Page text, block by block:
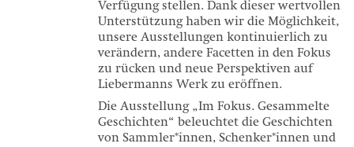
Verfügung stellen. Dank dieser wertvollen
Unterstützung haben wir die Möglichkeit,
unsere Ausstellungen kontinuierlich zu
verändern, andere Facetten in den Fokus
zu rücken und neue Perspektiven auf
Liebermanns Werk zu eröffnen.
Die Ausstellung „Im Fokus. Gesammelte
Geschichten“ beleuchtet die Geschichten
von Sammler*innen, Schenker*innen und